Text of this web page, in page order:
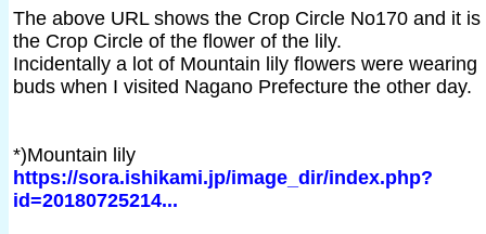
The above URL shows the Crop Circle No170 and it is
the Crop Circle of the flower of the lily.
Incidentally a lot of Mountain lily flowers were wearing
buds when I visited Nagano Prefecture the other day.
*)Mountain lily
https://sora.ishikami.jp/image_dir/index.php?
id=20180725214...